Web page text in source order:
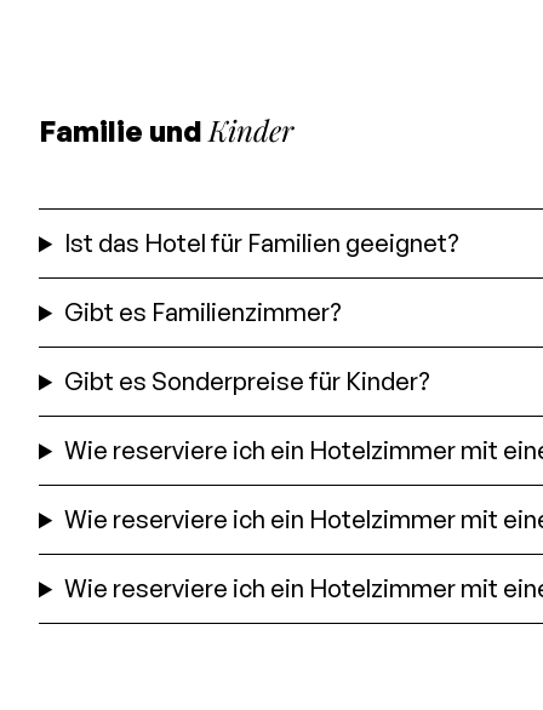
Familie undKinder
Ist das Hotel für Familien geeignet?
Gibt es Familienzimmer?
Gibt es Sonderpreise für Kinder?
Wie reserviere ich ein Hotelzimmer mit
Wie reserviere ich ein Hotelzimmer mit
Wie reserviere ich ein Hotelzimmer mit